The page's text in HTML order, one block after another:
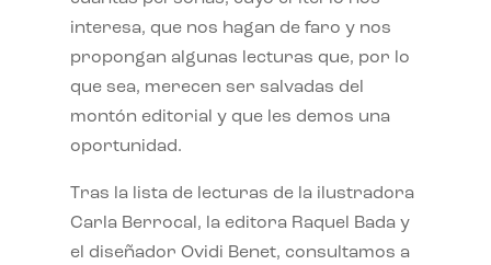
interesa, que nos hagan de faro y nos
propongan algunas lecturas que, por lo
que sea, merecen ser salvadas del
montón editorial y que les demos una
oportunidad.
Tras la lista de lecturas de la ilustradora
Carla Berrocal, la editora Raquel Bada y
el diseñador Ovidi Benet, consultamos a